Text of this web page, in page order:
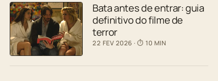
Bata antes de entrar: guia
definitivo do filme de
terror
22 FEV 2026 · ⏱ 10 MIN